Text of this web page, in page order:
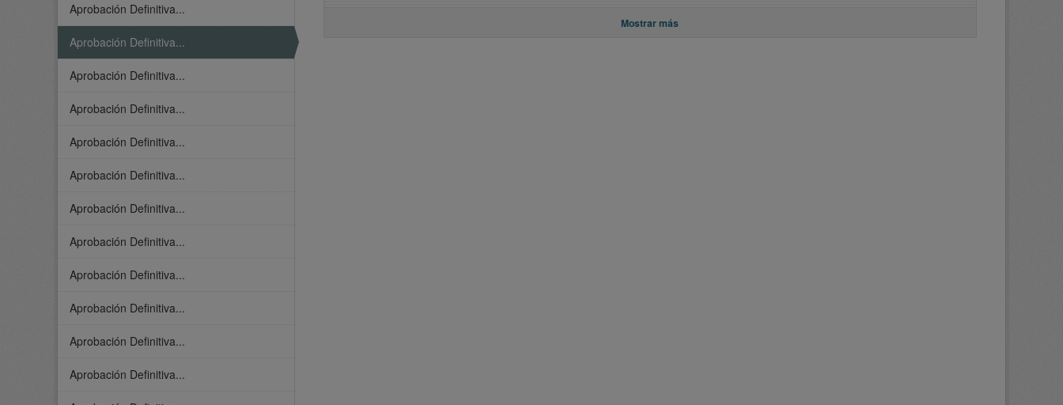
Aprobación Definitiva...
Aprobación Definitiva...
Aprobación Definitiva...
Aprobación Definitiva...
Aprobación Definitiva...
Aprobación Definitiva...
Aprobación Definitiva...
Aprobación Definitiva...
Aprobación Definitiva...
Aprobación Definitiva...
Aprobación Definitiva...
Aprobación Definitiva...
Mostrar más